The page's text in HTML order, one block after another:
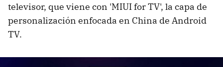
televisor, que viene con 'MIUI for TV', la capa de
personalización enfocada en China de Android
TV.